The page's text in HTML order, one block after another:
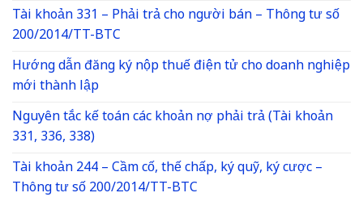
Tài khoản 331 – Phải trả cho người bán – Thông tư số
200/2014/TT-BTC
Hướng dẫn đăng ký nộp thuế điện tử cho doanh nghiệp
mới thành lập
Nguyên tắc kế toán các khoản nợ phải trả (Tài khoản
331, 336, 338)
Tài khoản 244 – Cầm cố, thế chấp, ký quỹ, ký cược –
Thông tư số 200/2014/TT-BTC